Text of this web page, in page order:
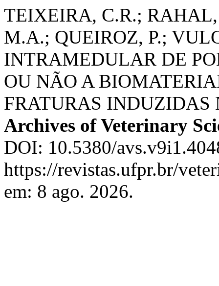
TEIXEIRA, C.R.;
M.A.; QUEIROZ, P.;
INTRAMEDULAR DE
OU NÃO A
FRATURAS INDUZIDAS
Archives of Veterinary
DOI: 10.5380/
https://revistas.ufpr.br/
em: 8 ago. 2026.